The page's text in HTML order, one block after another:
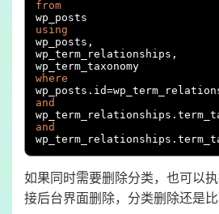
from
using
wp_posts ,
wp_term_relationships ,
where
wp_posts . id=
and
wp_term_relationships .
and
wp_term_relationships .
如果同时需要删除分类，也可以
接后台界面删除，分类删除还是比